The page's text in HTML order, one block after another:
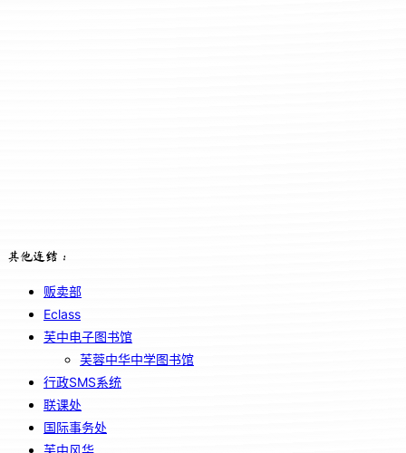
其他连结：
贩卖部
Eclass
芙中电子图书馆
芙蓉中华中学图书馆
行政SMS系统
联课处
国际事务处
芙中风华